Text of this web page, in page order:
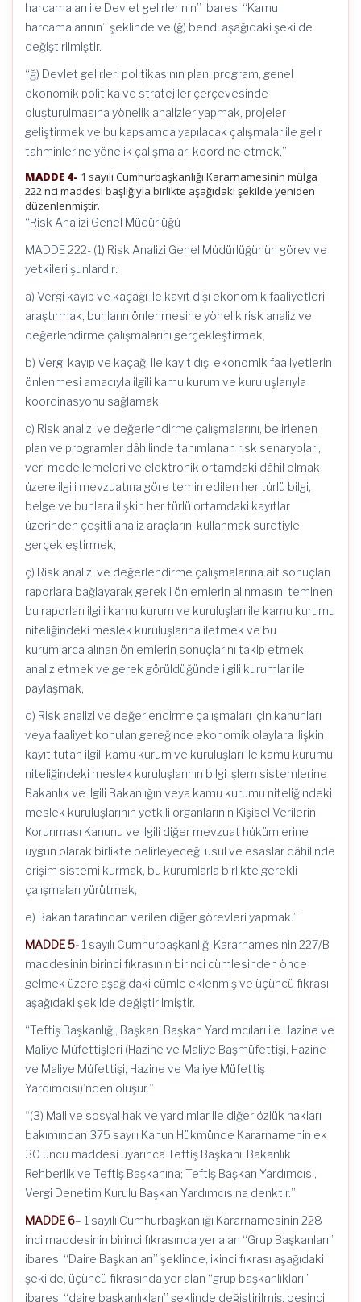
harcamaları ile Devlet gelirlerinin” ibaresi “Kamu
harcamalarının” şeklinde ve (ğ) bendi aşağıdaki şekilde
değiştirilmiştir.
“ğ) Devlet gelirleri politikasının plan, program, genel
ekonomik politika ve stratejiler çerçevesinde
oluşturulmasına yönelik analizler yapmak, projeler
geliştirmek ve bu kapsamda yapılacak çalışmalar ile gelir
tahminlerine yönelik çalışmaları koordine etmek,”
MADDE 4- 1 sayılı Cumhurbaşkanlığı Kararnamesinin mülga
222 nci maddesi başlığıyla birlikte aşağıdaki şekilde yeniden
düzenlenmiştir.
“Risk Analizi Genel Müdürlüğü
MADDE 222- (1) Risk Analizi Genel Müdürlüğünün görev ve
yetkileri şunlardır:
a) Vergi kayıp ve kaçağı ile kayıt dışı ekonomik faaliyetleri
araştırmak, bunların önlenmesine yönelik risk analiz ve
değerlendirme çalışmalarını gerçekleştirmek,
b) Vergi kayıp ve kaçağı ile kayıt dışı ekonomik faaliyetlerin
önlenmesi amacıyla ilgili kamu kurum ve kuruluşlarıyla
koordinasyonu sağlamak,
c) Risk analizi ve değerlendirme çalışmalarını, belirlenen
plan ve programlar dâhilinde tanımlanan risk senaryoları,
veri modellemeleri ve elektronik ortamdaki dâhil olmak
üzere ilgili mevzuatına göre temin edilen her türlü bilgi,
belge ve bunlara ilişkin her türlü ortamdaki kayıtlar
üzerinden çeşitli analiz araçlarını kullanmak suretiyle
gerçekleştirmek,
ç) Risk analizi ve değerlendirme çalışmalarına ait sonuçlan
raporlara bağlayarak gerekli önlemlerin alınmasını teminen
bu raporları ilgili kamu kurum ve kuruluşları ile kamu kurumu
niteliğindeki meslek kuruluşlarına iletmek ve bu
kurumlarca alınan önlemlerin sonuçlarını takip etmek,
analiz etmek ve gerek görüldüğünde ilgili kurumlar ile
paylaşmak,
d) Risk analizi ve değerlendirme çalışmaları için kanunları
veya faaliyet konulan gereğince ekonomik olaylara ilişkin
kayıt tutan ilgili kamu kurum ve kuruluşları ile kamu kurumu
niteliğindeki meslek kuruluşlarının bilgi işlem sistemlerine
Bakanlık ve ilgili Bakanlığın veya kamu kurumu niteliğindeki
meslek kuruluşlarının yetkili organlarının Kişisel Verilerin
Korunması Kanunu ve ilgili diğer mevzuat hükümlerine
uygun olarak birlikte belirleyeceği usul ve esaslar dâhilinde
erişim sistemi kurmak, bu kurumlarla birlikte gerekli
çalışmaları yürütmek,
e) Bakan tarafından verilen diğer görevleri yapmak.”
MADDE 5- 1 sayılı Cumhurbaşkanlığı Kararnamesinin 227/B
maddesinin birinci fıkrasının birinci cümlesinden önce
gelmek üzere aşağıdaki cümle eklenmiş ve üçüncü fıkrası
aşağıdaki şekilde değiştirilmiştir.
“Teftiş Başkanlığı, Başkan, Başkan Yardımcıları ile Hazine ve
Maliye Müfettişleri (Hazine ve Maliye Başmüfettişi, Hazine
ve Maliye Müfettişi, Hazine ve Maliye Müfettiş
Yardımcısı)’nden oluşur.”
“(3) Mali ve sosyal hak ve yardımlar ile diğer özlük hakları
bakımından 375 sayılı Kanun Hükmünde Kararnamenin ek
30 uncu maddesi uyarınca Teftiş Başkanı, Bakanlık
Rehberlik ve Teftiş Başkanına; Teftiş Başkan Yardımcısı,
Vergi Denetim Kurulu Başkan Yardımcısına denktir.”
MADDE 6– 1 sayılı Cumhurbaşkanlığı Kararnamesinin 228
inci maddesinin birinci fıkrasında yer alan “Grup Başkanları”
ibaresi “Daire Başkanları” şeklinde, ikinci fıkrası aşağıdaki
şekilde, üçüncü fıkrasında yer alan “grup başkanlıkları”
ibaresi “daire başkanlıkları” şeklinde değiştirilmiş, beşinci